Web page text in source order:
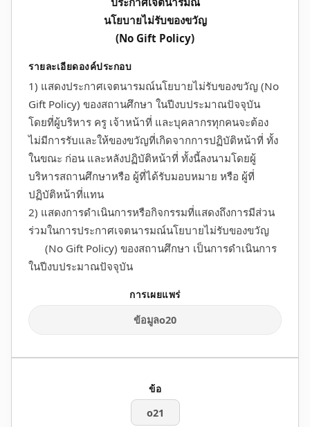
นโยบายไม่รับของขวัญ
(No Gift Policy)
1) แสดงประกาศเจตนารมณ์นโยบายไม่รับของขวัญ (No
Gift Policy) ของสถานศึกษา ในปีงบประมาณปัจจุบัน
โดยที่ผู้บริหาร ครู เจ้าหน้าที่ และบุคลากรทุกคนจะต้อง
ไม่มีการรับและให้ของขวัญที่เกิดจากการปฏิบัติหน้าที่ ทั้ง
ในขณะ ก่อน และหลังปฏิบัติหน้าที่ ทั้งนี้ลงนามโดยผู้
บริหารสถานศึกษาหรือ ผู้ที่ได้รับมอบหมาย หรือ ผู้ที่
ปฏิบัติหน้าที่แทน
2) แสดงการดำเนินการหรือกิจกรรมที่แสดงถึงการมีส่วน
ร่วมในการประกาศเจตนารมณ์นโยบายไม่รับของขวัญ
(No Gift Policy) ของสถานศึกษา เป็นการดำเนินการ
ในปีงบประมาณปัจจุบัน
ข้อมูลo20
o21